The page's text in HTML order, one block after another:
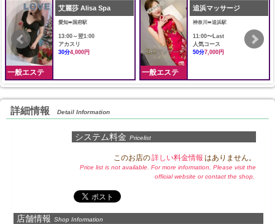
一般エステ
艾麗莎 Alisa Spa
愛知➠国府駅
13:00～翌1:00
アカスリ
30分4,000円
一般エステ
追浜マッサージ
神奈川➠追浜駅
11:00〜Last
人気コース
50分7,000円
詳細情報 Detail Information
システム料金 Pricelist
このお店の詳しい料金情報 はありません。
Price list is not available. For more information, Please visit the
official website or contact the shop.
店舗情報 Shop Information